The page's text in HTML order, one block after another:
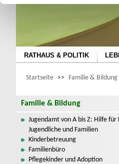
RATHAUS & POLITIK
Startseite >> Familie & Bildung
Familie & Bildung
Jugendamt von A bis Z: Hilfe für
Jugendliche und Familien
Kinderbetreuung
Familienbüro
Pflegekinder und Adoption